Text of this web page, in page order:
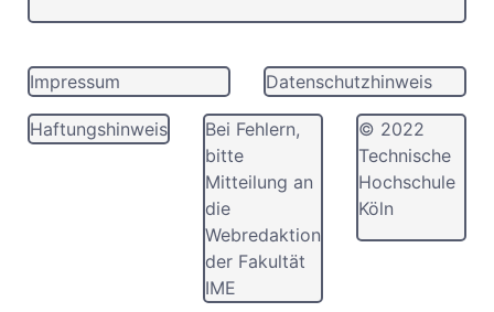
Impressum Datenschutzhinweis
Haftungshinweis
Bei Fehlern,
bitte
Mitteilung an
die
Webredaktion
der Fakultät
IME
© 2022
Technische
Hochschule
Köln